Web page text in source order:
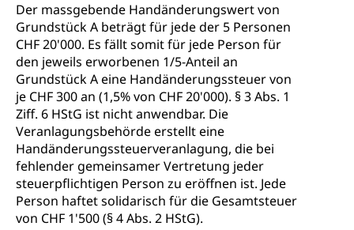
Der massgebende Handänderungswert von
Grundstück A beträgt für jede der 5 Personen
CHF 20'000. Es fällt somit für jede Person für
den jeweils erworbenen 1/5-Anteil an
Grundstück A eine Handänderungssteuer von
je CHF 300 an (1,5% von CHF 20'000). § 3 Abs. 1
Ziff. 6 HStG ist nicht anwendbar. Die
Veranlagungsbehörde erstellt eine
Handänderungssteuerveranlagung, die bei
fehlender gemeinsamer Vertretung jeder
steuerpflichtigen Person zu eröffnen ist. Jede
Person haftet solidarisch für die Gesamtsteuer
von CHF 1'500 (§ 4 Abs. 2 HStG).
Krankenversicherung (WAS Luzern)
Prämienverbilligung (WAS Luzern)
Obligatorische Krankenversicherung (WAS
Luzern)
Kranken- und Unfallversicherung
Lebensmittelsicherheit
sichere Lebensmittel, Lebensmittelkontrolle,
Lebensmittelhygiene, Produktesicherheit
Trinkwasser
Lebensmittel
Prävention
Gesundheitsvorsorge, Wellness, Unfallverhütung,
Suchtprävention, Alkoholprävention,
Tabakprävention, Primärprävention,
Sekundärprävention, Tertiärprävention
Darmkrebsvorsorge
Kantonales Tabakpräventionsprogramm
Soziale Sicherheit
Sozialversicherungen, Sozialpolitik,